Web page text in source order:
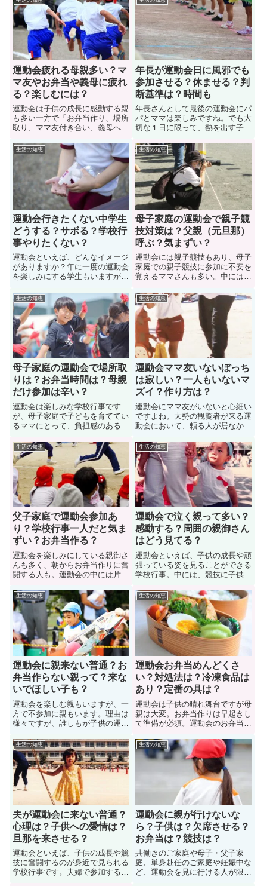
運動会疲れる母親多い？マ
マ友やお弁当や義母に疲れ
る？楽しむには？
運動会は子供の成長に感動する親
も多い一方で「お弁当作り、場所
取り、ママ友付き合い、義母への
る母親も多い。ですが、行動や考
え方をちょっと変えるだけでなん
とかなることもたくさんありま
す。ここでは、子供の運動会に疲
れる母親の体験談や対処法などを
紹介。面倒なことを解決していこ
う
年長が運動会日に風邪でも
参加させる？休ませる？判
断基準は？時間も
年長さんとして最後の運動会にパ
パとママは楽しみですね。でも大
切な１日に限って、熱を出す子
会なのにどうするべきか？ここで
は「年長が運動会日に風邪でも参
加させるか？休ませるべきか？」
判断基準を解説。また、もし休ま
せることになった場合に職員へ連
絡する目安の時間についても紹
介。
生活の知恵
運動会行きたくない中学生
どうする？サボる？学校行
事やりたくない？
運動会といえば、どんなイメージ
がありますか？年に一度の運動会
を楽しみにする学生もいますが、
学生もいます。学校行事をやりた
くないとサボる学生もいます。で
は、運動会に参加したくない中学
生はどうすれば良いのか？ここで
は運動会に参加したくないときの
対処法についても紹介します。
生活の知恵
母子家庭の運動会で親子競
技対策は？父親（元旦那）
呼ぶ？気まずい？
運動会には親子競技もあり、母子
家庭での親子競技に参加に不安を
覚えるママさんも多い。中には気
那）を呼ぶことを検討するママさ
んも。では、母子家庭の運動会で
親子競技対策はどうすべきか？マ
マさんに経験談を聞いてみた。母
子家庭での運動会参加で、親子競
技がある場合はぜひ参考にしよう
生活の知恵
母子家庭の運動会で場所取
りは？お弁当時間は？母親
だけ参加は辛い？
運動会は楽しみな学校行事です
が、母子家庭で子どもを育ててい
るママにとって、負担感のあるイ
動会のために「場所取り」をする
のは結構大変な作業ですね。そこ
で、この記事では母子家庭の運動
会での「場所取りは、お弁当時
間、母親だけ参加は辛いのか？」
など、疑問を解決していきます。
生活の知恵
運動会ママ友いないぼっち
は寂しい？一人もいないマ
ズイ？作り方は？
運動会にママ友がいないと心細い
ですよね。大勢の観覧者が来る運
動会において、頼る人が居なかっ
いと、不安になります。では「運
動会でママ友がいないぼっちは寂
しいのか？一人もいないマズイの
か？」疑問を解決していきましょ
う。また運動会で気軽に話せるマ
マ友作りについても紹介します。
生活の知恵
父子家庭で運動会参加あ
り？学校行事一人だと気ま
ずい？お弁当作る？
運動会を楽しみにしている親御さ
んも多く、朝からお弁当作りに奮
闘する人も。運動会の中には片親
家庭もしくは母子家庭など事情は
様々です。学校行事への一人参加
に不安に思うパパさんもいるでし
ょう。では、父子家庭で運動会参
加ありなのか？先輩ママさんたち
に意見を聞いてみました。
生活の知恵
運動会で泣く親って多い？
感動する？周囲の親御さん
はどう見てる？
運動会といえば、子供の成長や頑
張っている姿を見ることができる
学校行事。中には、競技に子供が
もいます。では「運動会で子供の
姿に感動して泣く親って多いの
か？」色々なママさんたちに経験
談を聞いてみました。また、泣く
親を周囲の親御さん達はどう見て
いるのかについても紹介していま
生活の知恵
運動会に親来ない普通？お
弁当作らない親って？来な
いでほしい子も？
運動会を楽しむ親もいますが、一
方で不参加に親もいます。理由は
様々ですが、誰しもが子供の運動
お子さん側から「運動会に来ない
で欲しい」と言うケースも。お弁
当を作らない親御さんも。運動会
に親（母親、父親）が来ない普通
にあることなのか？先輩ママさん
たちに経験談を聞いてみました。
生活の知恵
運動会お弁当めんどくさ
い？対処法は？冷凍食品は
あり？定番の具は？
運動会は子供の晴れ舞台ですが母
親は大変。お弁当作りは早起きし
て準備が必須。運動会のお弁当作
んも多い。中には定番の具を冷凍
食品でごまかす母親もいます。で
は、母親にとって運動会お弁当め
んどくさいものなのか？対処法は
あるのか？運動会のお弁当作りに
悩まされている人は必見です。
生活の知恵
夫が運動会に来ない普通？
心理は？子供への愛情は？
旦那を来させる？
運動会といえば、子供の成長や競
技に奮闘するのが身近で見られる
学校行事です。夫婦で参加する家
生活の知恵
運動会に親が行けないな
ら？子供は？欠席させる？
お弁当は？競技は？
共働きのご家庭や母子・父子家
庭、単身赴任のご家庭や妊娠中な
ど、運動会を見に行ける人が限ら